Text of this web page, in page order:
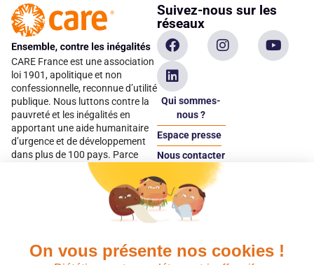
On vous présente nos cookies !
CARE France est une association
loi 1901, apolitique et non
confessionnelle, reconnue d’utilité
publique. Nous luttons contre la
pauvreté et les inégalités en
apportant une aide humanitaire
d’urgence et de développement
dans plus de 100 pays. Parce
qu’elles sont les premières
victimes des inégalités, CARE met
les femmes et les filles au cœur
Suivez-nous sur les
réseaux
Qui sommes-
nous ?
Espace presse
Nous contacter
Espace
donateur
Quels avantages fiscaux ? Donner en confiance